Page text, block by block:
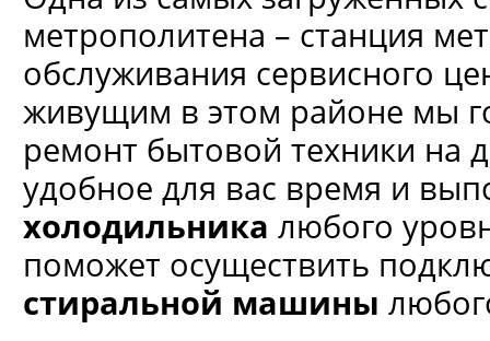
метрополитена – станция
обслуживания сервисного
живущим в этом районе мы
ремонт бытовой техники на
удобное для вас время и
холодильника любого
поможет осуществить
стиральной машины